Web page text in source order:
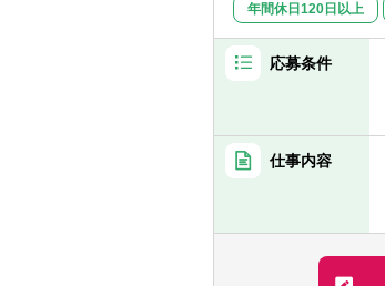
年間休日120日以上
応募条件
仕事内容